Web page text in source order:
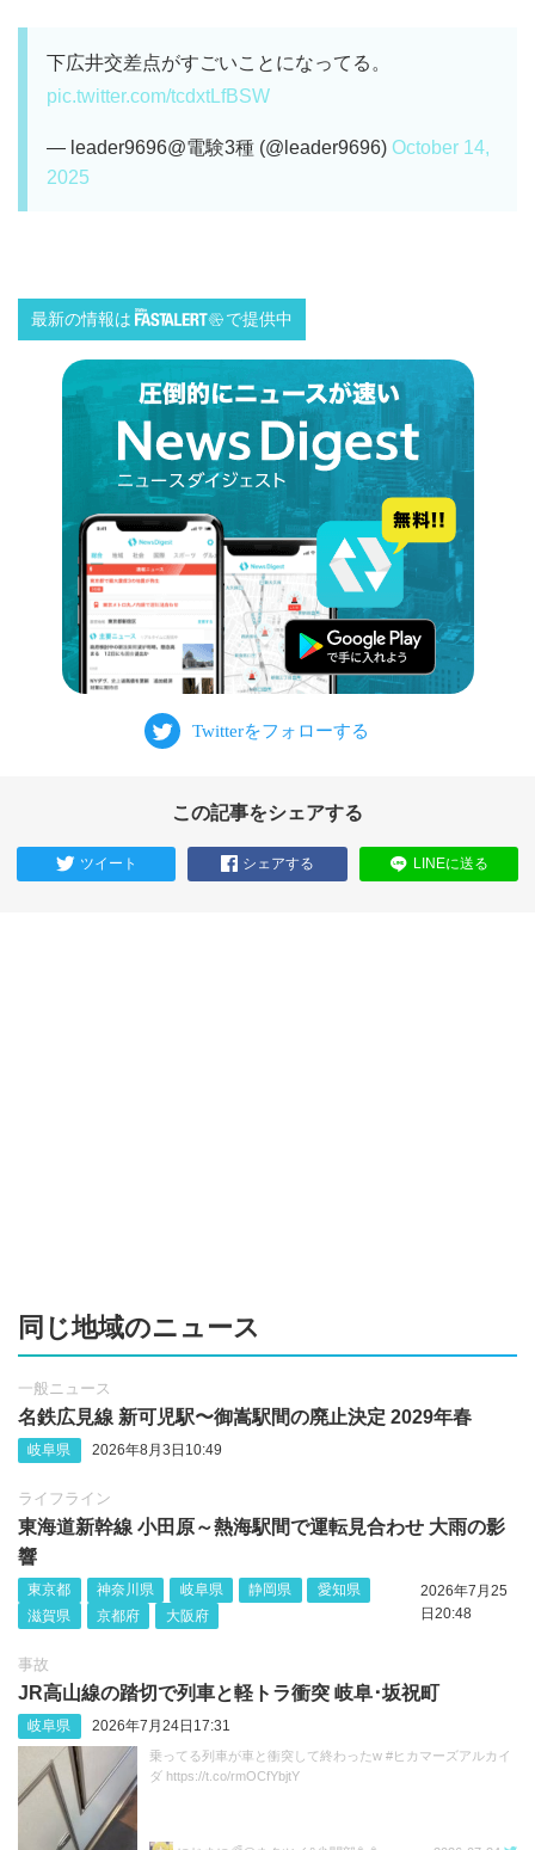
下広井交差点がすごいことになってる。
pic.twitter.com/tcdxtLfBSW
— leader9696@電験3種 (@leader9696) October 14,
2025
最新の情報は で提供中
この記事をシェアする
ツイート シェアする LINEに送る
同じ地域のニュース
一般ニュース
名鉄広見線 新可児駅〜御嵩駅間の廃止決定 2029年春
岐阜県 2026年8月3日10:49
ライフライン
東海道新幹線 小田原～熱海駅間で運転見合わせ 大雨の影
響
東京都 神奈川県 岐阜県 静岡県
愛知県
滋賀県
京都府 大阪府
2026年7月25
日20:48
事故
JR高山線の踏切で列車と軽トラ衝突 岐阜･坂祝町
岐阜県 2026年7月24日17:31
乗ってる列車が車と衝突して終わったw #ヒカマーズアルカイ
ダ https://t.co/rmOCfYbjtY